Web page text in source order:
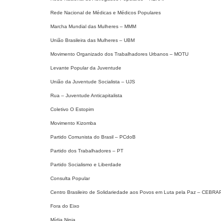
Rede Nacional de Médicas e Médicos Populares
Marcha Mundial das Mulheres – MMM
União Brasileira das Mulheres – UBM
Movimento Organizado dos Trabalhadores Urbanos – MOTU
Levante Popular da Juventude
União da Juventude Socialista – UJS
Rua – Juventude Anticapitalista
Coletivo O Estopim
Movimento Kizomba
Partido Comunista do Brasil – PCdoB
Partido dos Trabalhadores – PT
Partido Socialismo e Liberdade
Consulta Popular
Centro Brasileiro de Solidariedade aos Povos em Luta pela Paz –
Fora do Eixo